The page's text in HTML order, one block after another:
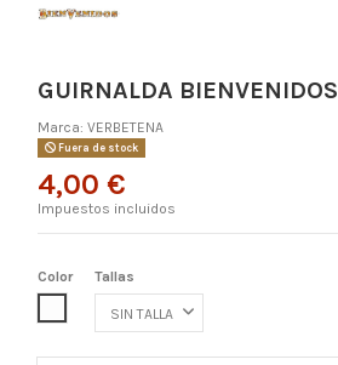
GUIRNALDA BIENVENIDOS
Marca: VERBETENA
Fuera de stock
4,00 €
Impuestos incluidos
Color
COLOR ÚNICO
Tallas